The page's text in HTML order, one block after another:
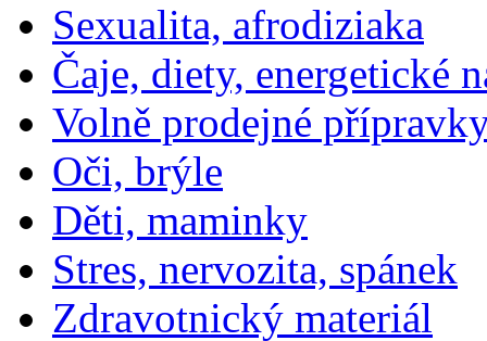
Sexualita, afrodiziaka
Čaje, diety, energetické
Volně prodejné
Oči, brýle
Děti, maminky
Stres, nervozita, spánek
Zdravotnický materiál